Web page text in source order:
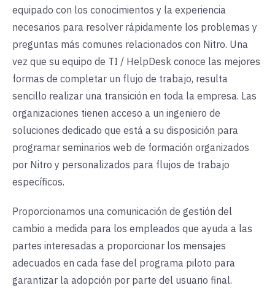
equipado con los conocimientos y la experiencia
necesarios para resolver rápidamente los problemas y
preguntas más comunes relacionados con Nitro. Una
vez que su equipo de TI / HelpDesk conoce las mejores
formas de completar un flujo de trabajo, resulta
sencillo realizar una transición en toda la empresa. Las
organizaciones tienen acceso a un ingeniero de
soluciones dedicado que está a su disposición para
programar seminarios web de formación organizados
por Nitro y personalizados para flujos de trabajo
específicos.
Proporcionamos una comunicación de gestión del
cambio a medida para los empleados que ayuda a las
partes interesadas a proporcionar los mensajes
adecuados en cada fase del programa piloto para
garantizar la adopción por parte del usuario final.